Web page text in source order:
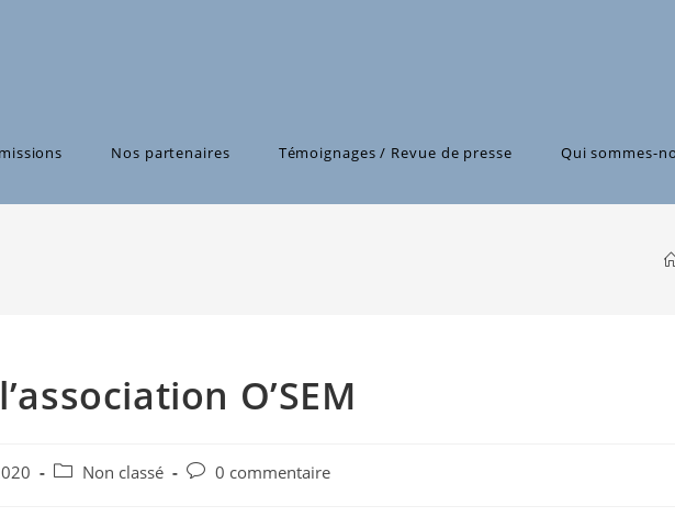
Nos partenaires Témoignages / Revue de presse Qui sommes-
O’SEM
Post Non classé
Post0 commentaire